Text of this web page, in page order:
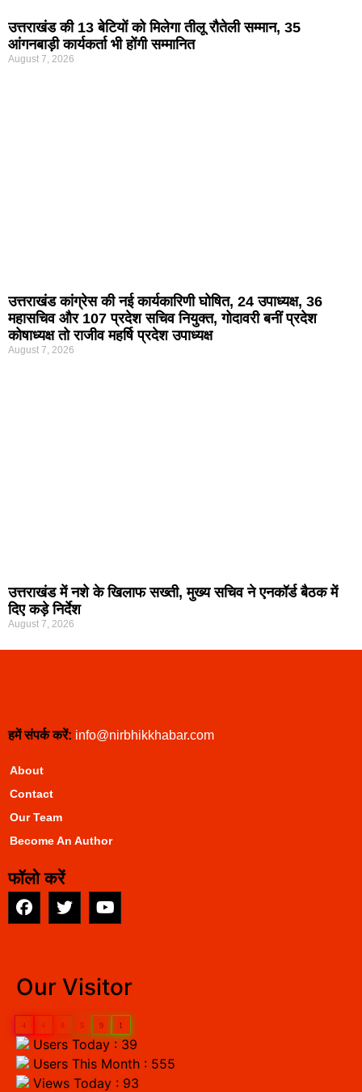
उत्तराखंड की 13 बेटियों को मिलेगा तीलू रौतेली सम्मान, 35
आंगनबाड़ी कार्यकर्ता भी होंगी सम्मानित
August 7, 2026
उत्तराखंड कांग्रेस की नई कार्यकारिणी घोषित, 24 उपाध्यक्ष, 36
महासचिव और 107 प्रदेश सचिव नियुक्त, गोदावरी बनीं प्रदेश
कोषाध्यक्ष तो राजीव महर्षि प्रदेश उपाध्यक्ष
August 7, 2026
उत्तराखंड में नशे के खिलाफ सख्ती, मुख्य सचिव ने एनकॉर्ड बैठक में
दिए कड़े निर्देश
August 7, 2026
हमें संपर्क करें: info@nirbhikkhabar.com
About
Contact
Our Team
Become An Author
फॉलो करें
Our Visitor
4 4 8 5 9 1
Users Today : 39
Users This Month : 555
Views Today : 93